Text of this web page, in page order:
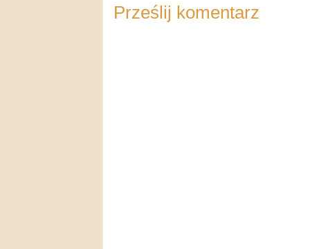
Prześlij komentarz